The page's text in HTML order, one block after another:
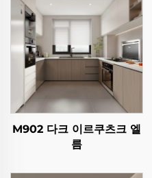
M902 다크 이르쿠츠크 엘
름